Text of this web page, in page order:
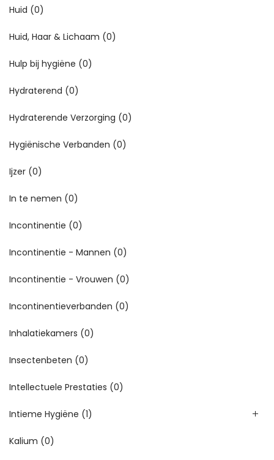
Huid (0)
Huid, Haar & Lichaam (0)
Hulp bij hygiëne (0)
Hydraterend (0)
Hydraterende Verzorging (0)
Hygiënische Verbanden (0)
Ijzer (0)
In te nemen (0)
Incontinentie (0)
Incontinentie - Mannen (0)
Incontinentie - Vrouwen (0)
Incontinentieverbanden (0)
Inhalatiekamers (0)
Insectenbeten (0)
Intellectuele Prestaties (0)
Intieme Hygiëne (1)
Kalium (0)